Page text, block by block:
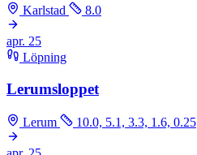
Karlstad 8.0
apr. 25
Löpning
Lerumsloppet
Lerum 10.0, 5.1, 3.3, 1.6, 0.25